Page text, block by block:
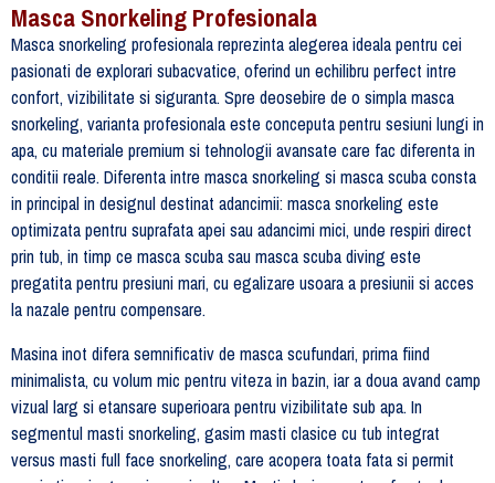
Masca Snorkeling Profesionala
Masca snorkeling profesionala reprezinta alegerea ideala pentru cei
pasionati de explorari subacvatice, oferind un echilibru perfect intre
confort, vizibilitate si siguranta. Spre deosebire de o simpla masca
snorkeling, varianta profesionala este conceputa pentru sesiuni lungi in
apa, cu materiale premium si tehnologii avansate care fac diferenta in
conditii reale. Diferenta intre masca snorkeling si masca scuba consta
in principal in designul destinat adancimii: masca snorkeling este
optimizata pentru suprafata apei sau adancimi mici, unde respiri direct
prin tub, in timp ce masca scuba sau masca scuba diving este
pregatita pentru presiuni mari, cu egalizare usoara a presiunii si acces
la nazale pentru compensare.
Masina inot difera semnificativ de masca scufundari, prima fiind
minimalista, cu volum mic pentru viteza in bazin, iar a doua avand camp
vizual larg si etansare superioara pentru vizibilitate sub apa. In
segmentul masti snorkeling, gasim masti clasice cu tub integrat
versus masti full face snorkeling, care acopera toata fata si permit